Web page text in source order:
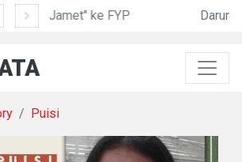
ke FYP
Puisi